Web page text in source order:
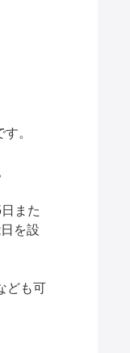
。
また
を設
ども可